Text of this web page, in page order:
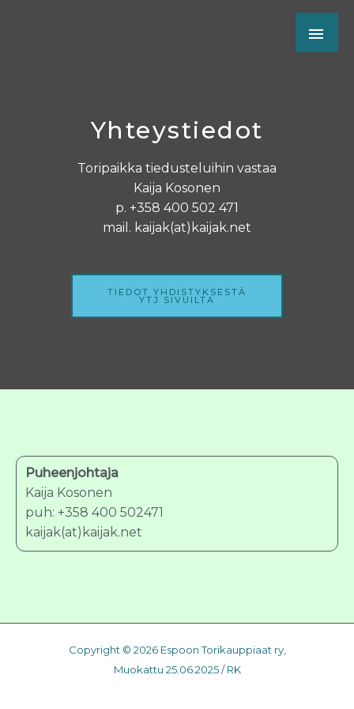
Yhteystiedot
Toripaikka tiedusteluihin vastaa
Kaija Kosonen
p. +358 400 502 471
mail. kaijak(at)kaijak.net
TIEDOT YHDISTYKSESTÄ
YTJ SIVUILTA
Puheenjohtaja
Kaija Kosonen
puh: +358 400 502471
kaijak(at)kaijak.net
Copyright © 2026 Espoon Torikauppiaat ry,
Muokattu 25.06.2025 / RK